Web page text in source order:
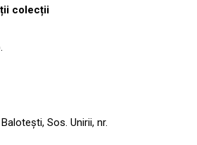
colecții
Sos. Unirii, nr.